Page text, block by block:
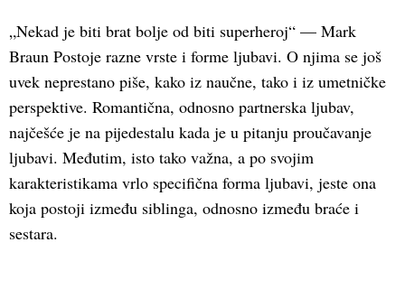
„Nekad je biti brat bolje od biti superheroj“ — Mark
Braun Postoje razne vrste i forme ljubavi. O njima se još
uvek neprestano piše, kako iz naučne, tako i iz umetničke
perspektive. Romantična, odnosno partnerska ljubav,
najčešće je na pijedestalu kada je u pitanju proučavanje
ljubavi. Međutim, isto tako važna, a po svojim
karakteristikama vrlo specifična forma ljubavi, jeste ona
koja postoji između siblinga, odnosno između braće i
sestara.